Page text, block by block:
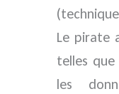
Le pirate
telles que
les